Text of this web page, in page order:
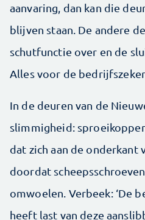
aanvaring, dan kan die
blijven staan. De andere
schutfunctie over en de
Alles voor de
In de deuren van de
slimmigheid:
dat zich aan de onderkant
doordat
omwoelen. Verbeek: ‘De
heeft last van deze